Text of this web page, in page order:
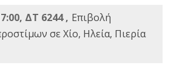
ΔΤ 6244 , Επιβολή
σε Χίο, Ηλεία, Πιερία